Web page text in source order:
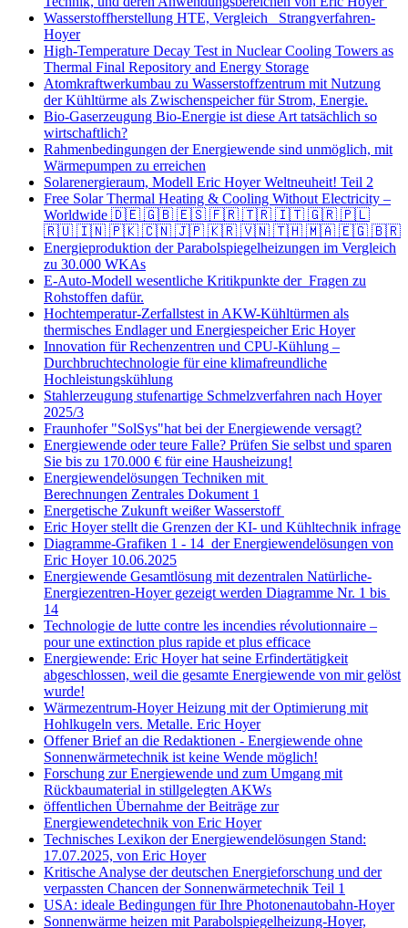
Wasserstoffherstellung HTE, Vergleich Strangverfahren-
Hoyer
High-Temperature Decay Test in Nuclear Cooling Towers as
Thermal Final Repository and Energy Storage
Atomkraftwerkumbau zu Wasserstoffzentrum mit Nutzung
der Kühltürme als Zwischenspeicher für Strom, Energie.
Bio-Gaserzeugung Bio-Energie ist diese Art tatsächlich so
wirtschaftlich?
Rahmenbedingungen der Energiewende sind unmöglich, mit
Wärmepumpen zu erreichen
Solarenergieraum, Modell Eric Hoyer Weltneuheit! Teil 2
Free Solar Thermal Heating & Cooling Without Electricity –
Worldwide 🇩🇪 🇬🇧 🇪🇸 🇫🇷 🇹🇷 🇮🇹 🇬🇷 🇵🇱
🇷🇺 🇮🇳 🇵🇰 🇨🇳 🇯🇵 🇰🇷 🇻🇳 🇹🇭 🇲🇦 🇪🇬 🇧🇷
Energieproduktion der Parabolspiegelheizungen im Vergleich
zu 30.000 WKAs
E-Auto-Modell wesentliche Kritikpunkte der Fragen zu
Rohstoffen dafür.
Hochtemperatur-Zerfallstest in AKW-Kühltürmen als
thermisches Endlager und Energiespeicher Eric Hoyer
Innovation für Rechenzentren und CPU-Kühlung –
Durchbruchtechnologie für eine klimafreundliche
Hochleistungskühlung
Stahlerzeugung stufenartige Schmelzverfahren nach Hoyer
2025/3
Fraunhofer "SolSys"hat bei der Energiewende versagt?
Energiewende oder teure Falle? Prüfen Sie selbst und sparen
Sie bis zu 170.000 € für eine Hausheizung!
Energiewendelösungen Techniken mit
Berechnungen Zentrales Dokument 1
Energetische Zukunft weißer Wasserstoff
Eric Hoyer stellt die Grenzen der KI- und Kühltechnik infrage
Diagramme-Grafiken 1 - 14 der Energiewendelösungen von
Eric Hoyer 10.06.2025
Energiewende Gesamtlösung mit dezentralen Natürliche-
Energiezentren-Hoyer gezeigt werden Diagramme Nr. 1 bis
14
Technologie de lutte contre les incendies révolutionnaire –
pour une extinction plus rapide et plus efficace
Energiewende: Eric Hoyer hat seine Erfindertätigkeit
abgeschlossen, weil die gesamte Energiewende von mir gelöst
wurde!
Wärmezentrum-Hoyer Heizung mit der Optimierung mit
Hohlkugeln vers. Metalle. Eric Hoyer
Offener Brief an die Redaktionen - Energiewende ohne
Sonnenwärmetechnik ist keine Wende möglich!
Forschung zur Energiewende und zum Umgang mit
Rückbaumaterial in stillgelegten AKWs
öffentlichen Übernahme der Beiträge zur
Energiewendetechnik von Eric Hoyer
Technisches Lexikon der Energiewendelösungen Stand:
17.07.2025, von Eric Hoyer
Kritische Analyse der deutschen Energieforschung und der
verpassten Chancen der Sonnenwärmetechnik Teil 1
USA: ideale Bedingungen für Ihre Photonenautobahn-Hoyer
Sonnenwärme heizen mit Parabolspiegelheizung-Hoyer,